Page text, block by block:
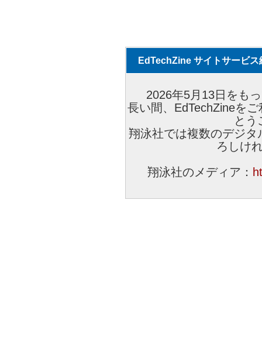
EdTechZine サイトサービス
2026年5月13日をも
長い間、EdTechZineを
とう
翔泳社では複数のデジ
ろしけ
翔泳社のメディア：